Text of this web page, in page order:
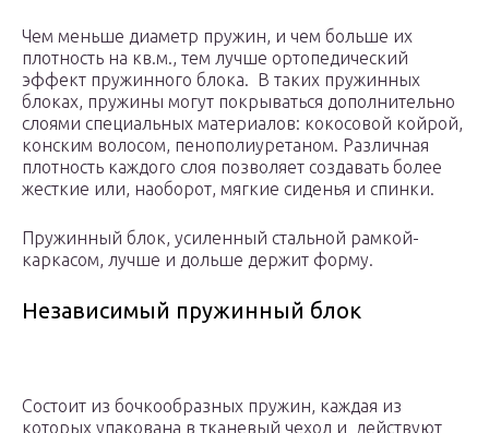
Чем меньше диаметр пружин, и чем больше их
плотность на кв.м., тем лучше ортопедический
эффект пружинного блока. В таких пружинных
блоках, пружины могут покрываться дополнительно
слоями специальных материалов: кокосовой койрой,
конским волосом, пенополиуретаном. Различная
плотность каждого слоя позволяет создавать более
жесткие или, наоборот, мягкие сиденья и спинки.
Пружинный блок, усиленный стальной рамкой-
каркасом, лучше и дольше держит форму.
Независимый пружинный блок
Состоит из бочкообразных пружин, каждая из
которых упакована в тканевый чехол и действуют